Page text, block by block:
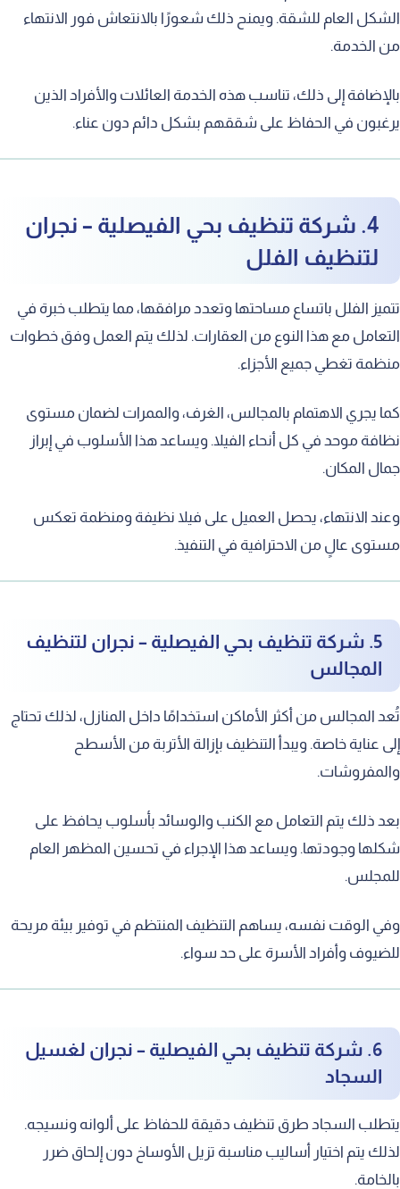
العام للشقة. ويمنح ذلك شعورًا بالانتعاش فور الانتهاء
الخدمة.
إلى ذلك، تناسب هذه الخدمة العائلات والأفراد الذين
في الحفاظ على شققهم بشكل دائم دون عناء.
4. شركة تنظيف بحي الفيصلية – نجران
لتنظيف الفلل
الفلل باتساع مساحتها وتعدد مرافقها، مما يتطلب خبرة في
مع هذا النوع من العقارات. لذلك يتم العمل وفق خطوات
تغطي جميع الأجزاء.
يجري الاهتمام بالمجالس، الغرف، والممرات لضمان مستوى
موحد في كل أنحاء الفيلا. ويساعد هذا الأسلوب في إبراز
المكان.
الانتهاء، يحصل العميل على فيلا نظيفة ومنظمة تعكس
عالٍ من الاحترافية في التنفيذ.
5. شركة تنظيف بحي الفيصلية – نجران لتنظيف
المجالس
المجالس من أكثر الأماكن استخدامًا داخل المنازل، لذلك تحتاج
عناية خاصة. ويبدأ التنظيف بإزالة الأتربة من الأسطح
ذلك يتم التعامل مع الكنب والوسائد بأسلوب يحافظ على
وجودتها. ويساعد هذا الإجراء في تحسين المظهر العام
الوقت نفسه، يساهم التنظيف المنتظم في توفير بيئة مريحة
وأفراد الأسرة على حد سواء.
6. شركة تنظيف بحي الفيصلية – نجران لغسيل
السجاد
السجاد طرق تنظيف دقيقة للحفاظ على ألوانه ونسيجه.
يتم اختيار أساليب مناسبة تزيل الأوساخ دون إلحاق ضرر